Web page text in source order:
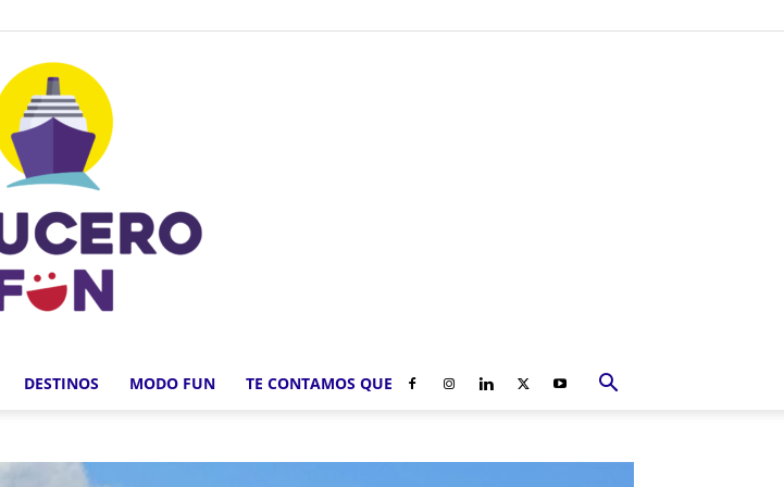
DESTINOS MODO FUN TE CONTAMOS QUE